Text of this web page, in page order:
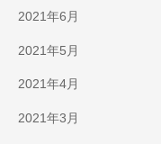
2021年6月
2021年5月
2021年4月
2021年3月